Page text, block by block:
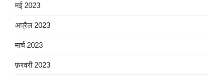
मई 2023
अप्रैल 2023
मार्च 2023
फ़रवरी 2023